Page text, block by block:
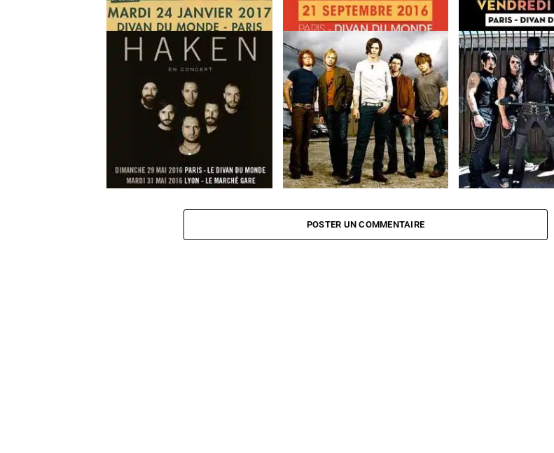
The Temperance Movement en
concert au Divan du Monde
Haley Reinhart en concert à Paris le
21 septembre 2016
D.A.R.K. en concert
Monde
POSTER UN COMMENTAIRE